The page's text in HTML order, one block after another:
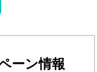
ーン情報